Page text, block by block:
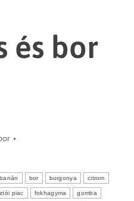
és bor
banán bor burgonya citrom
piac fokhagyma gomba